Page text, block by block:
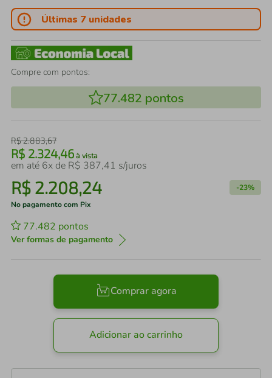
Últimas 7 unidades
Compre com pontos:
77.482 pontos
R$2.883,67
R$ 2.324,46 à vista
em até 6x de R$ 387,41 s/juros
R$ 2.208,24 -23%
No pagamento com Pix
77.482 pontos
Ver formas de pagamento
Comprar agora
Adicionar ao carrinho